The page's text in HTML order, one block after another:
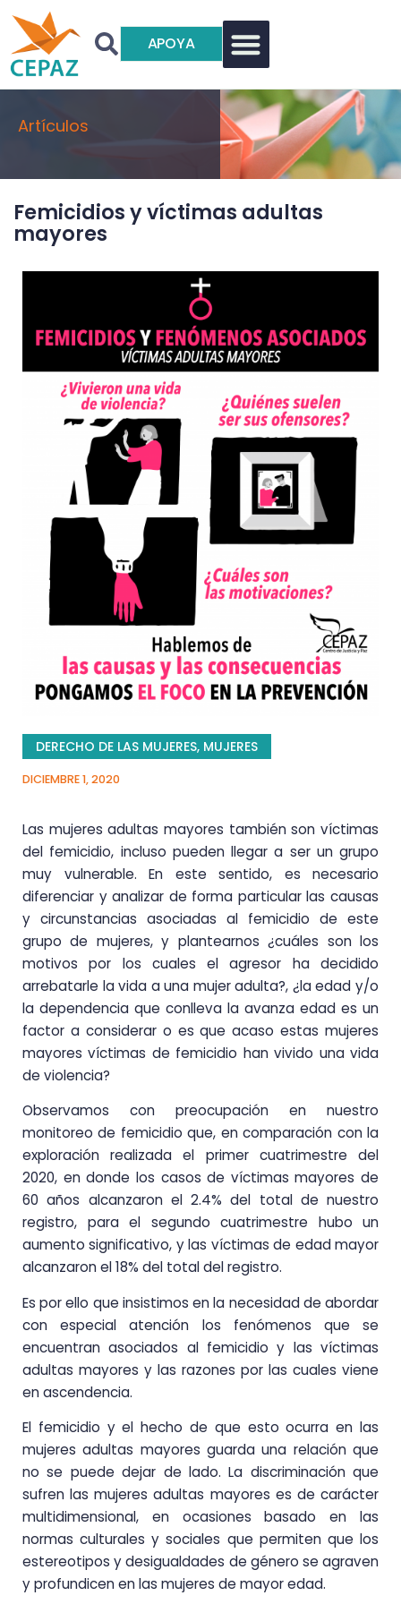
APOYA
Artículos
Femicidios y víctimas adultas
mayores
DERECHO DE LAS MUJERES, MUJERES
DICIEMBRE 1, 2020
Las mujeres adultas mayores también son víctimas
del femicidio, incluso pueden llegar a ser un grupo
muy vulnerable. En este sentido, es necesario
diferenciar y analizar de forma particular las causas
y circunstancias asociadas al femicidio de este
grupo de mujeres, y plantearnos ¿cuáles son los
motivos por los cuales el agresor ha decidido
arrebatarle la vida a una mujer adulta?, ¿la edad y/o
la dependencia que conlleva la avanza edad es un
factor a considerar o es que acaso estas mujeres
mayores víctimas de femicidio han vivido una vida
de violencia?
Observamos con preocupación en nuestro
monitoreo de femicidio que, en comparación con la
exploración realizada el primer cuatrimestre del
2020, en donde los casos de víctimas mayores de
60 años alcanzaron el 2.4% del total de nuestro
registro, para el segundo cuatrimestre hubo un
aumento significativo, y las víctimas de edad mayor
alcanzaron el 18% del total del registro.
Es por ello que insistimos en la necesidad de abordar
con especial atención los fenómenos que se
encuentran asociados al femicidio y las víctimas
adultas mayores y las razones por las cuales viene
en ascendencia.
El femicidio y el hecho de que esto ocurra en las
mujeres adultas mayores guarda una relación que
no se puede dejar de lado. La discriminación que
sufren las mujeres adultas mayores es de carácter
multidimensional, en ocasiones basado en las
normas culturales y sociales que permiten que los
estereotipos y desigualdades de género se agraven
y profundicen en las mujeres de mayor edad.